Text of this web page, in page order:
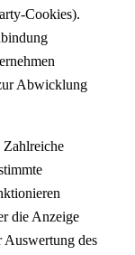
Cookies).
Abwicklung
Zahlreiche
die Anzeige
Auswertung des